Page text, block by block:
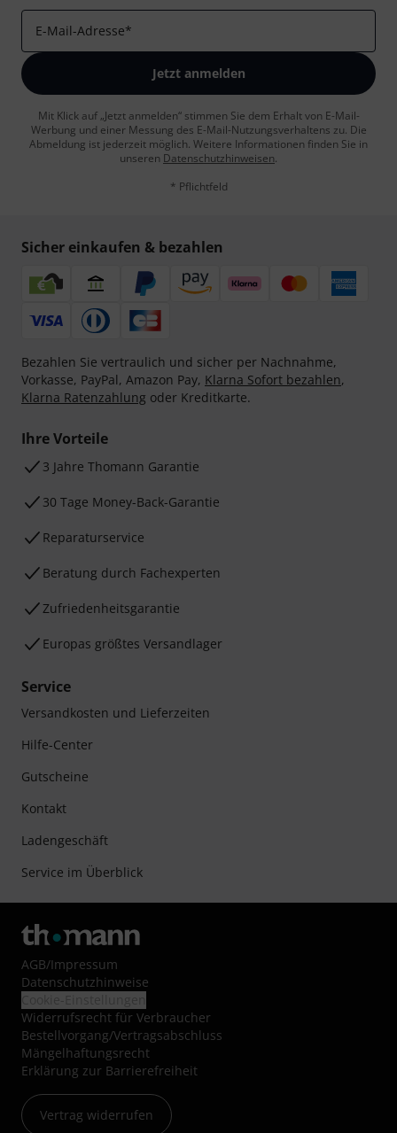
E-Mail-Adresse*
Jetzt anmelden
Mit Klick auf „Jetzt anmelden“ stimmen Sie dem Erhalt von E-Mail-
Werbung und einer Messung des E-Mail-Nutzungsverhaltens zu. Die
Abmeldung ist jederzeit möglich. Weitere Informationen finden Sie in
unseren Datenschutzhinweisen.
* Pflichtfeld
Sicher einkaufen & bezahlen
Bezahlen Sie vertraulich und sicher per Nachnahme,
Vorkasse, PayPal, Amazon Pay, Klarna Sofort bezahlen,
Klarna Ratenzahlung oder Kreditkarte.
Ihre Vorteile
3 Jahre Thomann Garantie
30 Tage Money-Back-Garantie
Reparaturservice
Beratung durch Fachexperten
Zufriedenheitsgarantie
Europas größtes Versandlager
Service
Versandkosten und Lieferzeiten
Hilfe-Center
Gutscheine
Kontakt
Ladengeschäft
Service im Überblick
AGB/Impressum
Datenschutzhinweise
Widerrufsrecht für Verbraucher
Bestellvorgang/Vertragsabschluss
Mängelhaftungsrecht
Erklärung zur Barrierefreiheit
Vertrag widerrufen